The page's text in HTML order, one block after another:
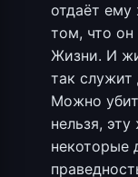
отдаёт ему
том, что он
Жизни. И
так служит
Можно
нельзя,
некоторые